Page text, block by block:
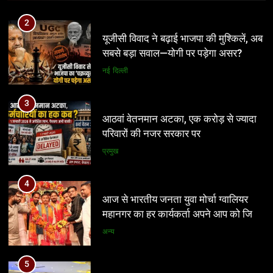
परिवारों की नजर सरकार पर
प्रमुख
4
महानगर का हर कार्यकर्ता अपने आप को जिला
अध्यक्ष समझे – शिवम रानू राजावत
अन्य
5
सरकार, कांग्रेस अन्याय के खिलाफ निर्णायक
संघर्ष करेगी
मध्य प्रदेश
6
2
यूजीसी विवाद ने बढ़ाई भाजपा की मुश्किलें, अब
सबसे बड़ा सवाल—योगी पर पड़ेगा असर?
नई दिल्ली
3
आठवां वेतनमान अटका, एक करोड़ से ज्यादा
परिवारों की नजर सरकार पर
प्रमुख
4
आज से भारतीय जनता युवा मोर्चा ग्वालियर
महानगर का हर कार्यकर्ता अपने आप को जिला
अध्यक्ष समझे – शिवम रानू राजावत
अन्य
5